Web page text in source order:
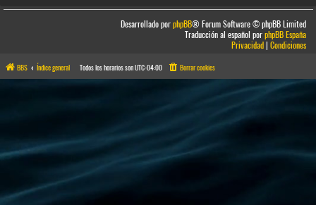
Desarrollado porphpBB® Forum Software © phpBB Limited
Traducción al español porphpBB España
Privacidad|Condiciones
BBS Índice general Todos los horarios sonUTC-04:00 Borrar cookies